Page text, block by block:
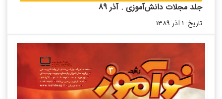
جلد مجلات دانش‌آموزی . آذر 89
تاریخ: ۱ آذر ۱۳۸۹